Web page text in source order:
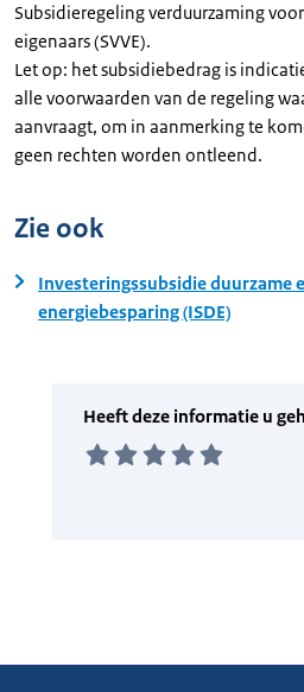
Subsidieregeling verduurzaming
eigenaars (SVVE).
Let op: het subsidiebedrag is
alle voorwaarden van de regeling
aanvraagt, om in aanmerking te
geen rechten worden ontleend.
Zie ook
Investeringssubsidie duurzame
energiebesparing (ISDE)